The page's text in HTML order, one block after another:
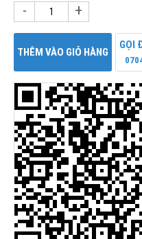
- +
THÊM VÀO GIỎ HÀNG
GỌI